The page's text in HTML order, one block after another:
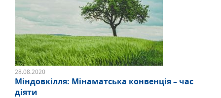
28.08.2020
Міндовкілля: Мінаматська конвенція – час
діяти